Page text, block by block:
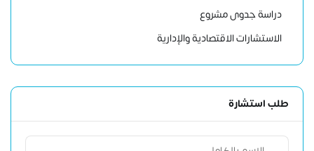
دراسة جدوى مشروع
الاستشارات الاقتصادية والإدارية
طلب استشارة